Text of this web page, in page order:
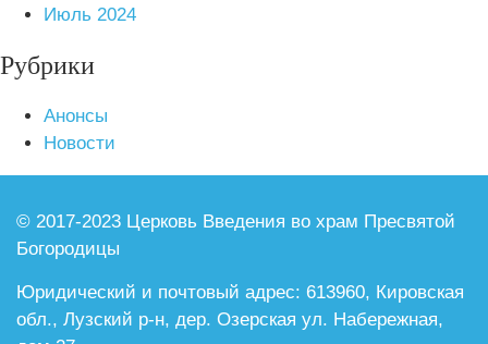
Июль 2024
Рубрики
Анонсы
Новости
© 2017-2023 Церковь Введения во храм Пресвятой
Богородицы
Юридический и почтовый адрес: 613960, Кировская
обл., Лузский р-н, дер. Озерская ул. Набережная,